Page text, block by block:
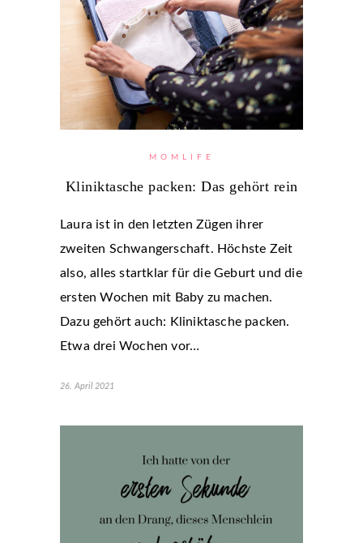
MOMLIFE
Kliniktasche packen: Das gehört rein
Laura ist in den letzten Zügen ihrer
zweiten Schwangerschaft. Höchste Zeit
also, alles startklar für die Geburt und die
ersten Wochen mit Baby zu machen.
Dazu gehört auch: Kliniktasche packen.
Etwa drei Wochen vor…
26. April 2021